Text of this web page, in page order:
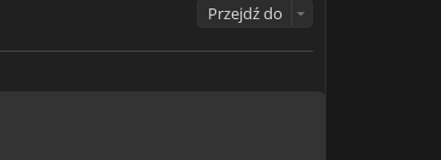
Przejdź do